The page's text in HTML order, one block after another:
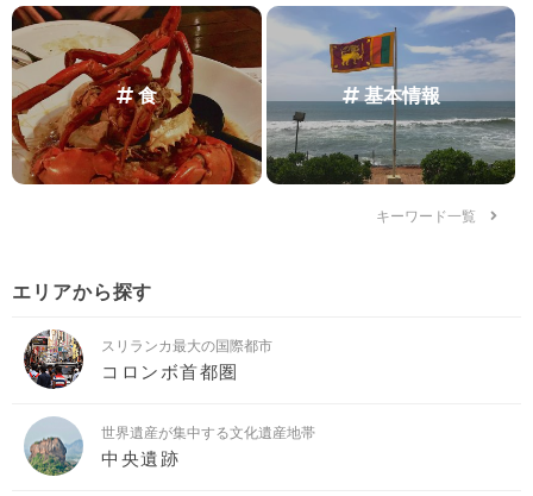
食 基本情報
キーワード一覧
エリアから探す
スリランカ最大の国際都市
コロンボ首都圏
世界遺産が集中する文化遺産地帯
中央遺跡